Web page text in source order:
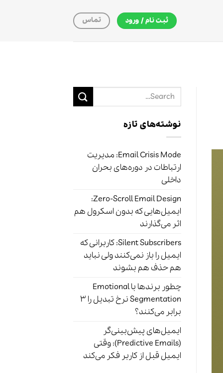
ثبت نام / ورود تماس
نوشته‌های تازه
Email Crisis Mode: مدیریت
ارتباطات در دوره‌های بحران
داخلی
Zero-Scroll Email Design:
ایمیل‌هایی که بدون اسکرول هم
اثر می‌گذارند
Silent Subscribers: کاربرانی که
ایمیل را باز نمی‌کنند ولی نباید
هم حذف هم بشوند
چطور برندها با Emotional
Segmentation نرخ تبدیل را ۳
برابر می‌کنند؟
ایمیل‌های پیش‌بینی‌گر
(Predictive Emails): وقتی
ایمیل قبل از کاربر فکر می‌کند